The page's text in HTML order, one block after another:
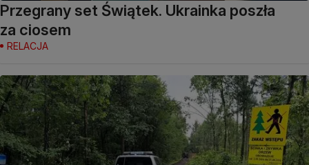
Przegrany set Świątek. Ukrainka poszła
za ciosem
RELACJA